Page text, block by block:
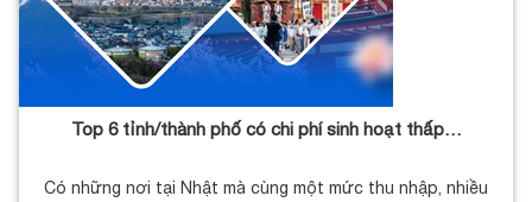
Top 6 tỉnh/thành phố có chi phí sinh hoạt thấp…
Có những nơi tại Nhật mà cùng một mức thu nhập, nhiều